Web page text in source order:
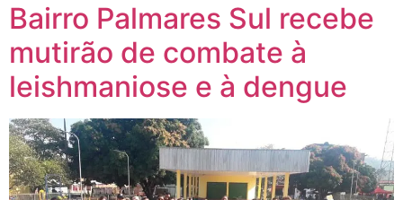
Bairro Palmares Sul recebe
mutirão de combate à
leishmaniose e à dengue